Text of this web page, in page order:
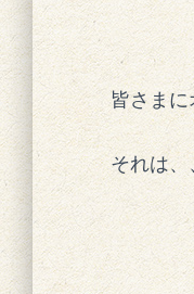
皆さまに
それは、